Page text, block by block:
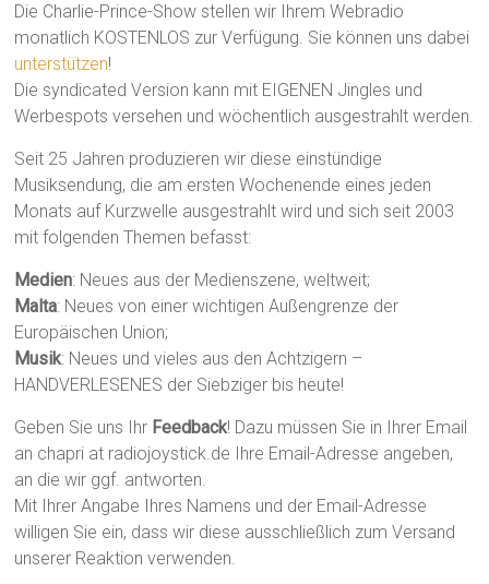
Die Charlie-Prince-Show stellen wir Ihrem Webradio
monatlich KOSTENLOS zur Verfügung. Sie können uns dabei
unterstützen!
Die syndicated Version kann mit EIGENEN Jingles und
Werbespots versehen und wöchentlich ausgestrahlt werden.
Seit 25 Jahren produzieren wir diese einstündige
Musiksendung, die am ersten Wochenende eines jeden
Monats auf Kurzwelle ausgestrahlt wird und sich seit 2003
mit folgenden Themen befasst:
Medien: Neues aus der Medienszene, weltweit;
Malta: Neues von einer wichtigen Außengrenze der
Europäischen Union;
Musik: Neues und vieles aus den Achtzigern –
HANDVERLESENES der Siebziger bis heute!
Geben Sie uns Ihr Feedback! Dazu müssen Sie in Ihrer Email
an chapri at radiojoystick.de Ihre Email-Adresse angeben,
an die wir ggf. antworten.
Mit Ihrer Angabe Ihres Namens und der Email-Adresse
willigen Sie ein, dass wir diese ausschließlich zum Versand
unserer Reaktion verwenden.